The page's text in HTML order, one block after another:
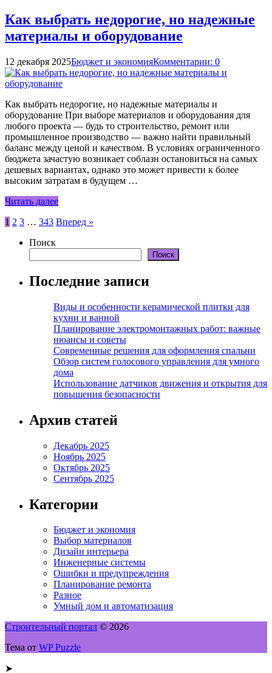
Как выбрать недорогие, но надежные
материалы и оборудование
12 декабря 2025Бюджет и экономияКомментарии: 0
Как выбрать недорогие, но надежные материалы и
оборудование При выборе материалов и оборудования для
любого проекта — будь то строительство, ремонт или
промышленное производство — важно найти правильный
баланс между ценой и качеством. В условиях ограниченного
бюджета зачастую возникает соблазн остановиться на самых
дешевых вариантах, однако это может привести к более
высоким затратам в будущем …
Читать далее
Пагинация
записей
1 2 3 … 343 Вперед »
Поиск
Поиск
Последние записи
Виды и особенности керамической плитки для
кухни и ванной
Планирование электромонтажных работ: важные
нюансы и советы
Современные решения для оформления спальни
Обзор систем голосового управления для умного
дома
Использование датчиков движения и открытия для
повышения безопасности
Архив статей
Декабрь 2025
Ноябрь 2025
Октябрь 2025
Сентябрь 2025
Категории
Бюджет и экономия
Выбор материалов
Дизайн интерьера
Инженерные системы
Ошибки и предупреждения
Планирование ремонта
Разное
Умный дом и автоматизация
Строительный портал © 2026
Тема от WP Puzzle
➤